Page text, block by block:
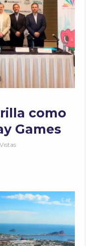
como
Games